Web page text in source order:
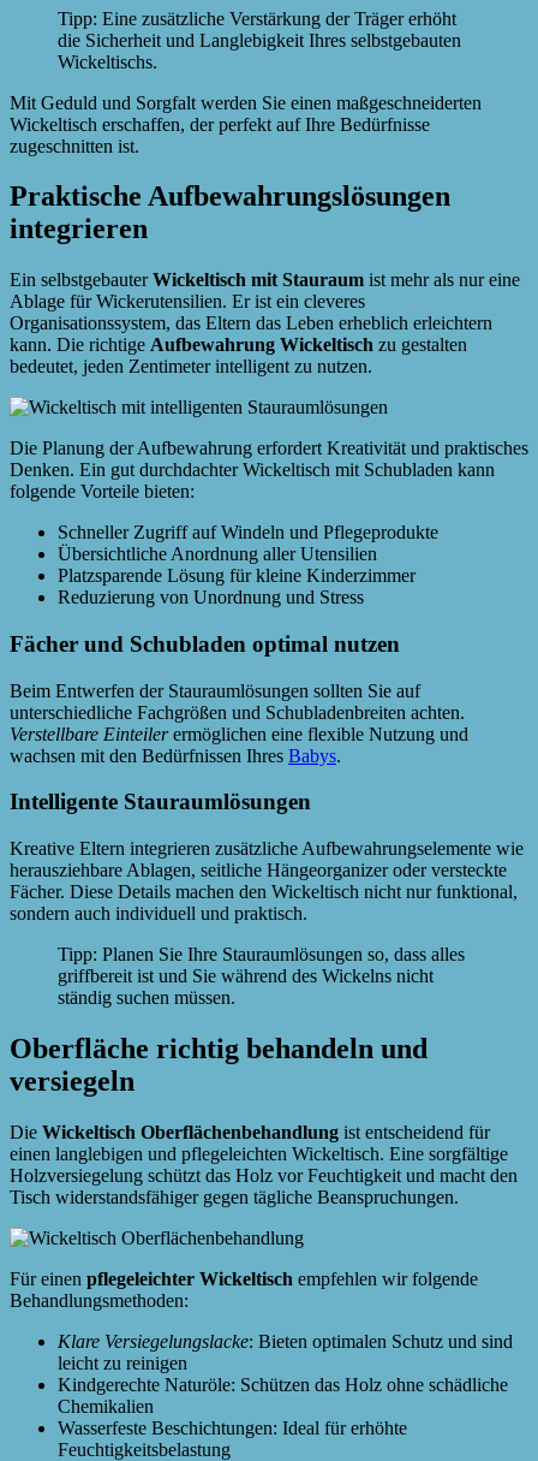
Tipp: Eine zusätzliche Verstärkung der Träger erhöht
die Sicherheit und Langlebigkeit Ihres selbstgebauten
Wickeltischs.
Mit Geduld und Sorgfalt werden Sie einen maßgeschneiderten
Wickeltisch erschaffen, der perfekt auf Ihre Bedürfnisse
zugeschnitten ist.
Praktische Aufbewahrungslösungen
integrieren
Ein selbstgebauterWickeltisch mit Stauraum ist mehr als nur eine
Ablage für Wickerutensilien. Er ist ein cleveres
Organisationssystem, das Eltern das Leben erheblich erleichtern
kann. Die richtige Aufbewahrung Wickeltisch zu gestalten
bedeutet, jeden Zentimeter intelligent zu nutzen.
Die Planung der Aufbewahrung erfordert Kreativität und praktisches
Denken. Ein gut durchdachter Wickeltisch mit Schubladen kann
folgende Vorteile bieten:
Schneller Zugriff auf Windeln und Pflegeprodukte
Übersichtliche Anordnung aller Utensilien
Platzsparende Lösung für kleine Kinderzimmer
Reduzierung von Unordnung und Stress
Fächer und Schubladen optimal nutzen
Beim Entwerfen der Stauraumlösungen sollten Sie auf
unterschiedliche Fachgrößen und Schubladenbreiten achten.
Verstellbare Einteilerermöglichen eine flexible Nutzung und
wachsen mit den Bedürfnissen Ihres Babys.
Intelligente Stauraumlösungen
Kreative Eltern integrieren zusätzliche Aufbewahrungselemente wie
herausziehbare Ablagen, seitliche Hängeorganizer oder versteckte
Fächer. Diese Details machen den Wickeltisch nicht nur funktional,
sondern auch individuell und praktisch.
Tipp: Planen Sie Ihre Stauraumlösungen so, dass alles
griffbereit ist und Sie während des Wickelns nicht
ständig suchen müssen.
Oberfläche richtig behandeln und
versiegeln
Die Wickeltisch Oberflächenbehandlung ist entscheidend für
einen langlebigen und pflegeleichten Wickeltisch. Eine sorgfältige
Holzversiegelung schützt das Holz vor Feuchtigkeit und macht den
Tisch widerstandsfähiger gegen tägliche Beanspruchungen.
Für einen pflegeleichter Wickeltisch empfehlen wir folgende
Behandlungsmethoden:
Klare Versiegelungslacke: Bieten optimalen Schutz und sind
leicht zu reinigen
Kindgerechte Naturöle: Schützen das Holz ohne schädliche
Chemikalien
Wasserfeste Beschichtungen: Ideal für erhöhte
Feuchtigkeitsbelastung